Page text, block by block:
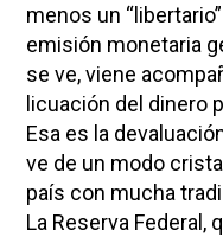
menos un
emisión monetaria
se ve, viene
licuación del dinero
Esa es la
ve de un modo
país con mucha
La Reserva Federal,